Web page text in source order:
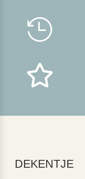


DEKENTJE